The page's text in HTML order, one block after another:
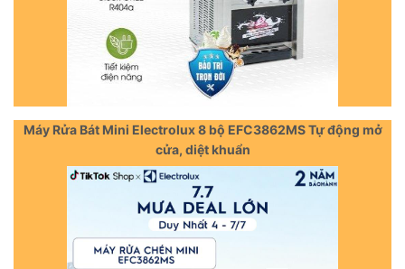
Máy Rửa Bát Mini Electrolux 8 bộ EFC3862MS Tự động mở
cửa, diệt khuẩn